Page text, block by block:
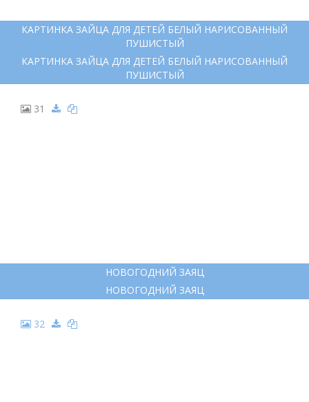
КАРТИНКА ЗАЙЦА ДЛЯ ДЕТЕЙ БЕЛЫЙ НАРИСОВАННЫЙ
ПУШИСТЫЙ
КАРТИНКА ЗАЙЦА ДЛЯ ДЕТЕЙ БЕЛЫЙ НАРИСОВАННЫЙ
ПУШИСТЫЙ
31
НОВОГОДНИЙ ЗАЯЦ
НОВОГОДНИЙ ЗАЯЦ
32